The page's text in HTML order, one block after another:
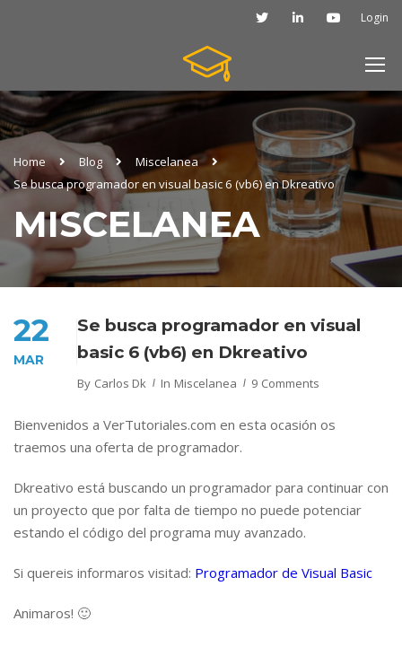
Login
Home Blog
Miscelanea
Se busca programador en visual basic 6 (vb6) en Dkreativo
MISCELANEA
22
MAR
Se busca programador en visual
basic 6 (vb6) en Dkreativo
By Carlos Dk In Miscelanea 9 Comments
Bienvenidos a VerTutoriales.com en esta ocasión os
traemos una oferta de programador.
Dkreativo está buscando un programador para continuar con
un proyecto que por falta de tiempo no puede potenciar
estando el código del programa muy avanzado.
Si quereis informaros visitad: Programador de Visual Basic
Animaros! 🙂